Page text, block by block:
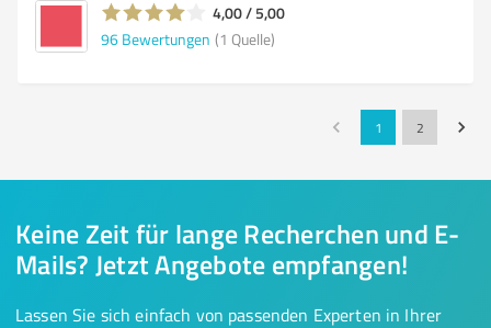
4,00 / 5,00
96 Bewertungen (1 Quelle)
1 2
Keine Zeit für lange Recherchen und E-
Mails? Jetzt Angebote empfangen!
Lassen Sie sich einfach von passenden Experten in Ihrer